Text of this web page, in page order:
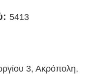
5413
3, Ακρόπολη,